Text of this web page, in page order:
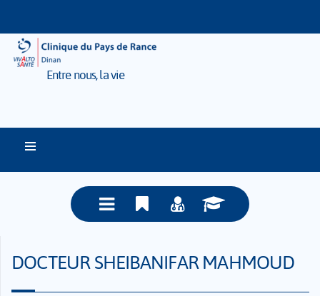
Entre nous, la vie
DOCTEUR SHEIBANIFAR MAHMOUD